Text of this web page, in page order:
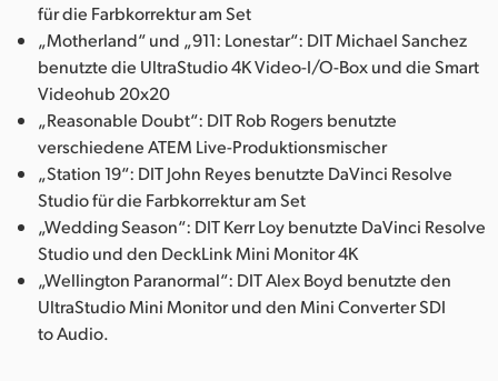
für die Farbkorrektur am Set
„Motherland“ und „911: Lonestar“: DIT Michael Sanchez
benutzte die UltraStudio 4K Video-I/O-Box und die Smart
Videohub 20x20
„Reasonable Doubt“: DIT Rob Rogers benutzte
verschiedene ATEM Live-Produktionsmischer
„Station 19“: DIT John Reyes benutzte DaVinci Resolve
Studio für die Farbkorrektur am Set
„Wedding Season“: DIT Kerr Loy benutzte DaVinci Resolve
Studio und den DeckLink Mini Monitor 4K
„Wellington Paranormal“: DIT Alex Boyd benutzte den
UltraStudio Mini Monitor und den Mini Converter SDI
to Audio.